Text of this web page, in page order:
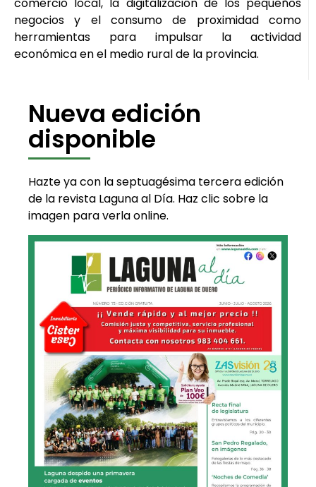
negocios y el consumo de proximidad como
herramientas para impulsar la actividad
económica en el medio rural de la provincia.
Nueva edición
disponible
Hazte ya con la septuagésima tercera edición
de la revista Laguna al Día. Haz clic sobre la
imagen para verla online.